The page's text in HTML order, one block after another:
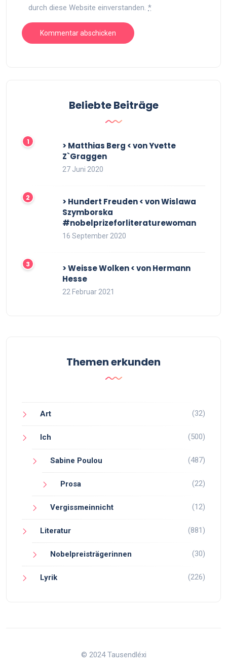
durch diese Website einverstanden. *
Beliebte Beiträge
> Matthias Berg < von Yvette
Z`Graggen
27 Juni 2020
> Hundert Freuden < von Wislawa
Szymborska
#nobelprizeforliteraturewoman
16 September 2020
> Weisse Wolken < von Hermann
Hesse
22 Februar 2021
Themen erkunden
Art (32)
Ich (500)
Sabine Poulou (487)
Prosa (22)
Vergissmeinnicht (12)
Literatur (881)
Nobelpreisträgerinnen (30)
Lyrik (226)
© 2024 Tausendléxi